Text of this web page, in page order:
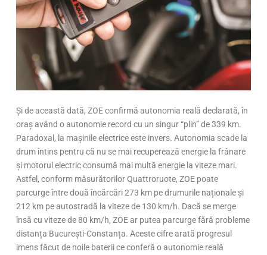
Și de această dată, ZOE confirmă autonomia reală declarată, în
oraș având o autonomie record cu un singur “plin” de 339 km.
Paradoxal, la mașinile electrice este invers. Autonomia scade la
drum întins pentru că nu se mai recuperează energie la frânare
și motorul electric consumă mai multă energie la viteze mari.
Astfel, conform măsurătorilor Quattroruote, ZOE poate
parcurge între două încărcări 273 km pe drumurile naționale și
212 km pe autostradă la viteze de 130 km/h. Dacă se merge
însă cu viteze de 80 km/h, ZOE ar putea parcurge fără probleme
distanța București-Constanța. Aceste cifre arată progresul
imens făcut de noile baterii ce conferă o autonomie reală